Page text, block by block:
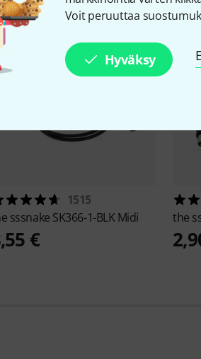
Voit peruuttaa
Hyväksy
1515
sssnake SK366-1-BLK Midi
€
the